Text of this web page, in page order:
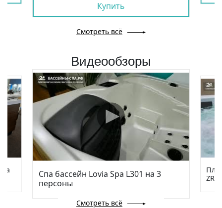
Купить
Смотреть всё
Видеообзоры
Спа бассейн Lovia Spa L301 на 3
персоны
Смотреть всё